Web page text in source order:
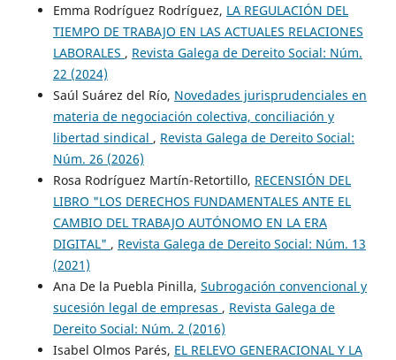
Emma Rodríguez Rodríguez, LA REGULACIÓN DEL
TIEMPO DE TRABAJO EN LAS ACTUALES RELACIONES
LABORALES , Revista Galega de Dereito Social: Núm.
22 (2024)
Saúl Suárez del Río, Novedades jurisprudenciales en
materia de negociación colectiva, conciliación y
libertad sindical , Revista Galega de Dereito Social:
Núm. 26 (2026)
Rosa Rodríguez Martín-Retortillo, RECENSIÓN DEL
LIBRO "LOS DERECHOS FUNDAMENTALES ANTE EL
CAMBIO DEL TRABAJO AUTÓNOMO EN LA ERA
DIGITAL" , Revista Galega de Dereito Social: Núm. 13
(2021)
Ana De la Puebla Pinilla, Subrogación convencional y
sucesión legal de empresas , Revista Galega de
Dereito Social: Núm. 2 (2016)
Isabel Olmos Parés, EL RELEVO GENERACIONAL Y LA